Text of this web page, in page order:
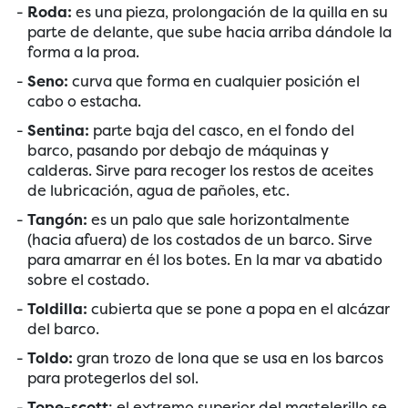
Roda: es una pieza, prolongación de la quilla en su
parte de delante, que sube hacia arriba dándole la
forma a la proa.
Seno: curva que forma en cualquier posición el
cabo o estacha.
Sentina: parte baja del casco, en el fondo del
barco, pasando por debajo de máquinas y
calderas. Sirve para recoger los restos de aceites
de lubricación, agua de pañoles, etc.
Tangón: es un palo que sale horizontalmente
(hacia afuera) de los costados de un barco. Sirve
para amarrar en él los botes. En la mar va abatido
sobre el costado.
Toldilla: cubierta que se pone a popa en el alcázar
del barco.
Toldo: gran trozo de lona que se usa en los barcos
para protegerlos del sol.